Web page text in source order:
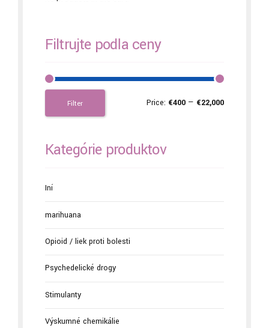
Filtrujte podľa ceny
Filter Price: €400 — €22,000
Kategórie produktov
Iní
marihuana
Opioid / liek proti bolesti
Psychedelické drogy
Stimulanty
Výskumné chemikálie